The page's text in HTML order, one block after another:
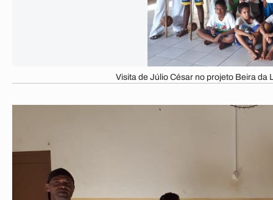
Visita de Júlio César no projeto Beira da